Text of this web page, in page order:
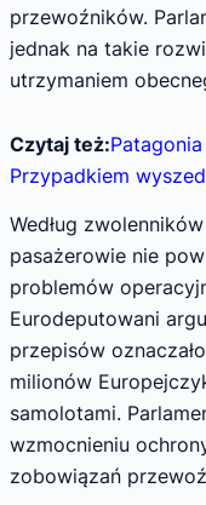
przewoźników.
jednak na takie
utrzymaniem
Czytaj też:
Przypadkiem
Według
pasażerowie nie
problemów
Eurodeputowani
przepisów
milionów
samolotami.
wzmocnieniu
zobowiązań